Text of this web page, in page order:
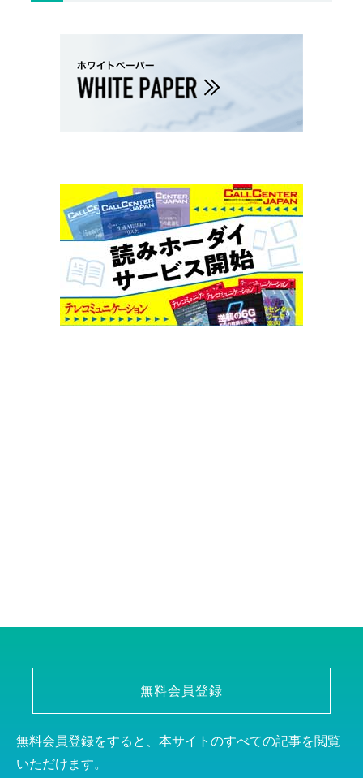
無料会員登録
無料会員登録をすると、本サイトのすべての記事を閲覧
いただけます。